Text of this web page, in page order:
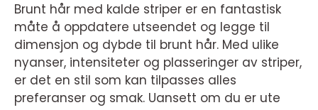
Brunt hår med kalde striper er en fantastisk
måte å oppdatere utseendet og legge til
dimensjon og dybde til brunt hår. Med ulike
nyanser, intensiteter og plasseringer av striper,
er det en stil som kan tilpasses alles
preferanser og smak. Uansett om du er ute